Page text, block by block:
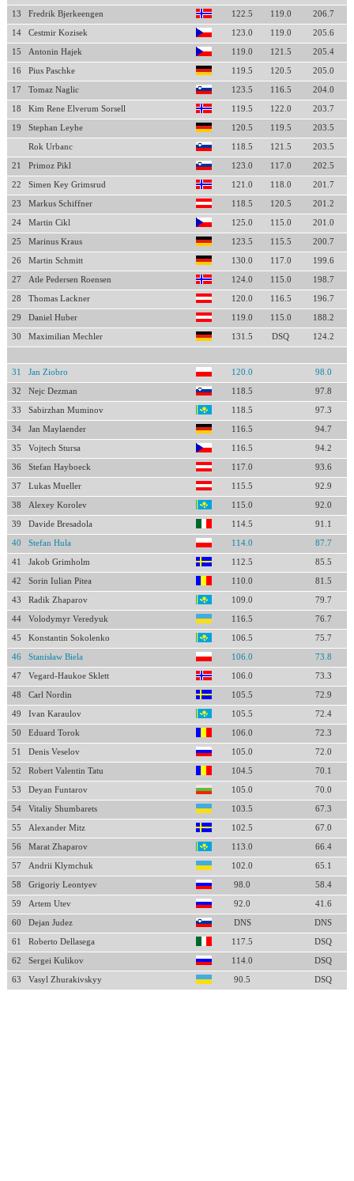
13 Fredrik Bjerkeengen 122.5 119.0 206.7
14 Cestmir Kozisek 123.0 119.0 205.6
15 Antonin Hajek 119.0 121.5 205.4
16 Pius Paschke 119.5 120.5 205.0
17 Tomaz Naglic 123.5 116.5 204.0
18 Kim Rene Elverum Sorsell 119.5 122.0 203.7
19 Stephan Leyhe 120.5 119.5 203.5
Rok Urbanc 118.5 121.5 203.5
21 Primoz Pikl 123.0 117.0 202.5
22 Simen Key Grimsrud 121.0 118.0 201.7
23 Markus Schiffner 118.5 120.5 201.2
24 Martin Cikl 125.0 115.0 201.0
25 Marinus Kraus 123.5 115.5 200.7
26 Martin Schmitt 130.0 117.0 199.6
27 Atle Pedersen Roensen 124.0 115.0 198.7
28 Thomas Lackner 120.0 116.5 196.7
29 Daniel Huber 119.0 115.0 188.2
30 Maximilian Mechler 131.5 DSQ 124.2
31 Jan Ziobro 120.0 98.0
32 Nejc Dezman 118.5 97.8
33 Sabirzhan Muminov 118.5 97.3
34 Jan Maylaender 116.5 94.7
35 Vojtech Stursa 116.5 94.2
36 Stefan Hayboeck 117.0 93.6
37 Lukas Mueller 115.5 92.9
38 Alexey Korolev 115.0 92.0
39 Davide Bresadola 114.5 91.1
40 Stefan Hula 114.0 87.7
41 Jakob Grimholm 112.5 85.5
42 Sorin Iulian Pitea 110.0 81.5
43 Radik Zhaparov 109.0 79.7
44 Volodymyr Veredyuk 116.5 76.7
45 Konstantin Sokolenko 106.5 75.7
46 Stanisław Biela 106.0 73.8
47 Vegard-Haukoe Sklett 106.0 73.3
48 Carl Nordin 105.5 72.9
49 Ivan Karaulov 105.5 72.4
50 Eduard Torok 106.0 72.3
51 Denis Veselov 105.0 72.0
52 Robert Valentin Tatu 104.5 70.1
53 Deyan Funtarov 105.0 70.0
54 Vitaliy Shumbarets 103.5 67.3
55 Alexander Mitz 102.5 67.0
56 Marat Zhaparov 113.0 66.4
57 Andrii Klymchuk 102.0 65.1
58 Grigoriy Leontyev 98.0 58.4
59 Artem Utev 92.0 41.6
60 Dejan Judez DNS DNS
61 Roberto Dellasega 117.5 DSQ
62 Sergei Kulikov 114.0 DSQ
63 Vasyl Zhurakivskyy 90.5 DSQ